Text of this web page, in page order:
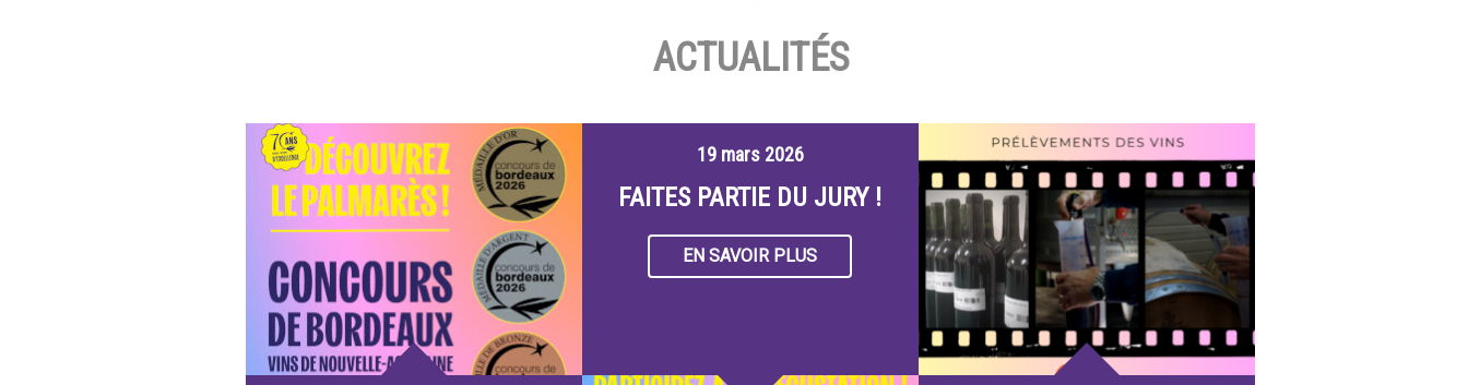
ACTUALITÉS
19 mars 2026
FAITES PARTIE DU JURY !
EN SAVOIR PLUS